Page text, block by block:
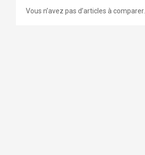
Vous n’avez pas d’articles à comparer.